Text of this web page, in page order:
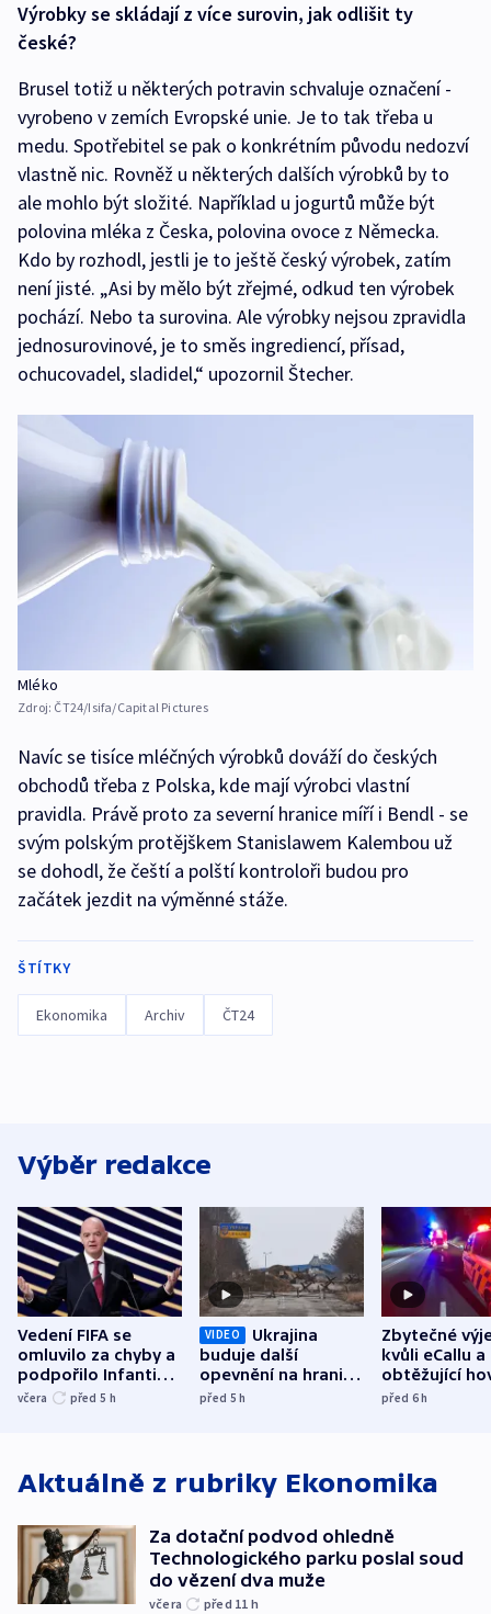
Výrobky se skládají z více surovin, jak odlišit ty
české?
Brusel totiž u některých potravin schvaluje označení -
vyrobeno v zemích Evropské unie. Je to tak třeba u
medu. Spotřebitel se pak o konkrétním původu nedozví
vlastně nic. Rovněž u některých dalších výrobků by to
ale mohlo být složité. Například u jogurtů může být
polovina mléka z Česka, polovina ovoce z Německa.
Kdo by rozhodl, jestli je to ještě český výrobek, zatím
není jisté. „Asi by mělo být zřejmé, odkud ten výrobek
pochází. Nebo ta surovina. Ale výrobky nejsou zpravidla
jednosurovinové, je to směs ingrediencí, přísad,
ochucovadel, sladidel,“ upozornil Štecher.
Mléko
Zdroj: ČT24/Isifa/Capital Pictures
Navíc se tisíce mléčných výrobků dováží do českých
obchodů třeba z Polska, kde mají výrobci vlastní
pravidla. Právě proto za severní hranice míří i Bendl - se
svým polským protějškem Stanislawem Kalembou už
se dohodl, že čeští a polští kontroloři budou pro
začátek jezdit na výměnné stáže.
ŠTÍTKY
Ekonomika Archiv ČT24
Výběr redakce
Vedení FIFA se
omluvilo za chyby a
podpořilo Infantina.
UEFA trvá na
včera před 5 h
VIDEO
Ukrajina
buduje další
opevnění na hranici
s Běloruskem
před 5h
Zbytečné
kvůli eCallu a
obtěžující
zdržují
před 6h
Aktuálně z rubriky Ekonomika
Za dotační podvod ohledně
Technologického parku poslal soud
do vězení dva muže
včera před 11 h